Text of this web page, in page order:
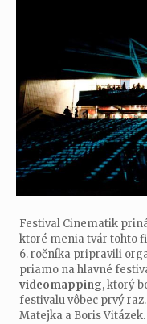
Festival Cinematik
ktoré menia tvár tohto
6. ročníka pripravili
priamo na hlavné
videomapping, ktorý
festivalu vôbec prvý
Matejka a Boris Vitázek.